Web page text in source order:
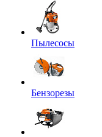
Пылесосы
Бензорезы